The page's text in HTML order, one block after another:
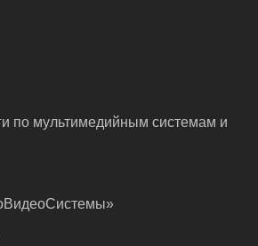
по мультимедийным системам и